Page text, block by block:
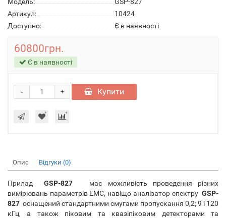
Артикул:
10424
Доступно:
Є в наявності
60800грн.
Є в наявності
+
- Купити
Опис Відгуки (0)
Прилад GSP-827 має можливість проведення різних
вимірювань параметрів ЕМС, навіщо аналізатор спектру GSP-
827 оснащений стандартними смугами пропускання 0,2; 9 і 120
кГц, а також піковим та квазіпіковим детекторами та